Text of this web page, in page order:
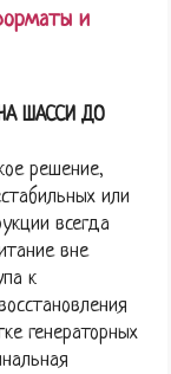
и
ШАССИ ДО
решение,
или
всегда
вне
к
генераторных